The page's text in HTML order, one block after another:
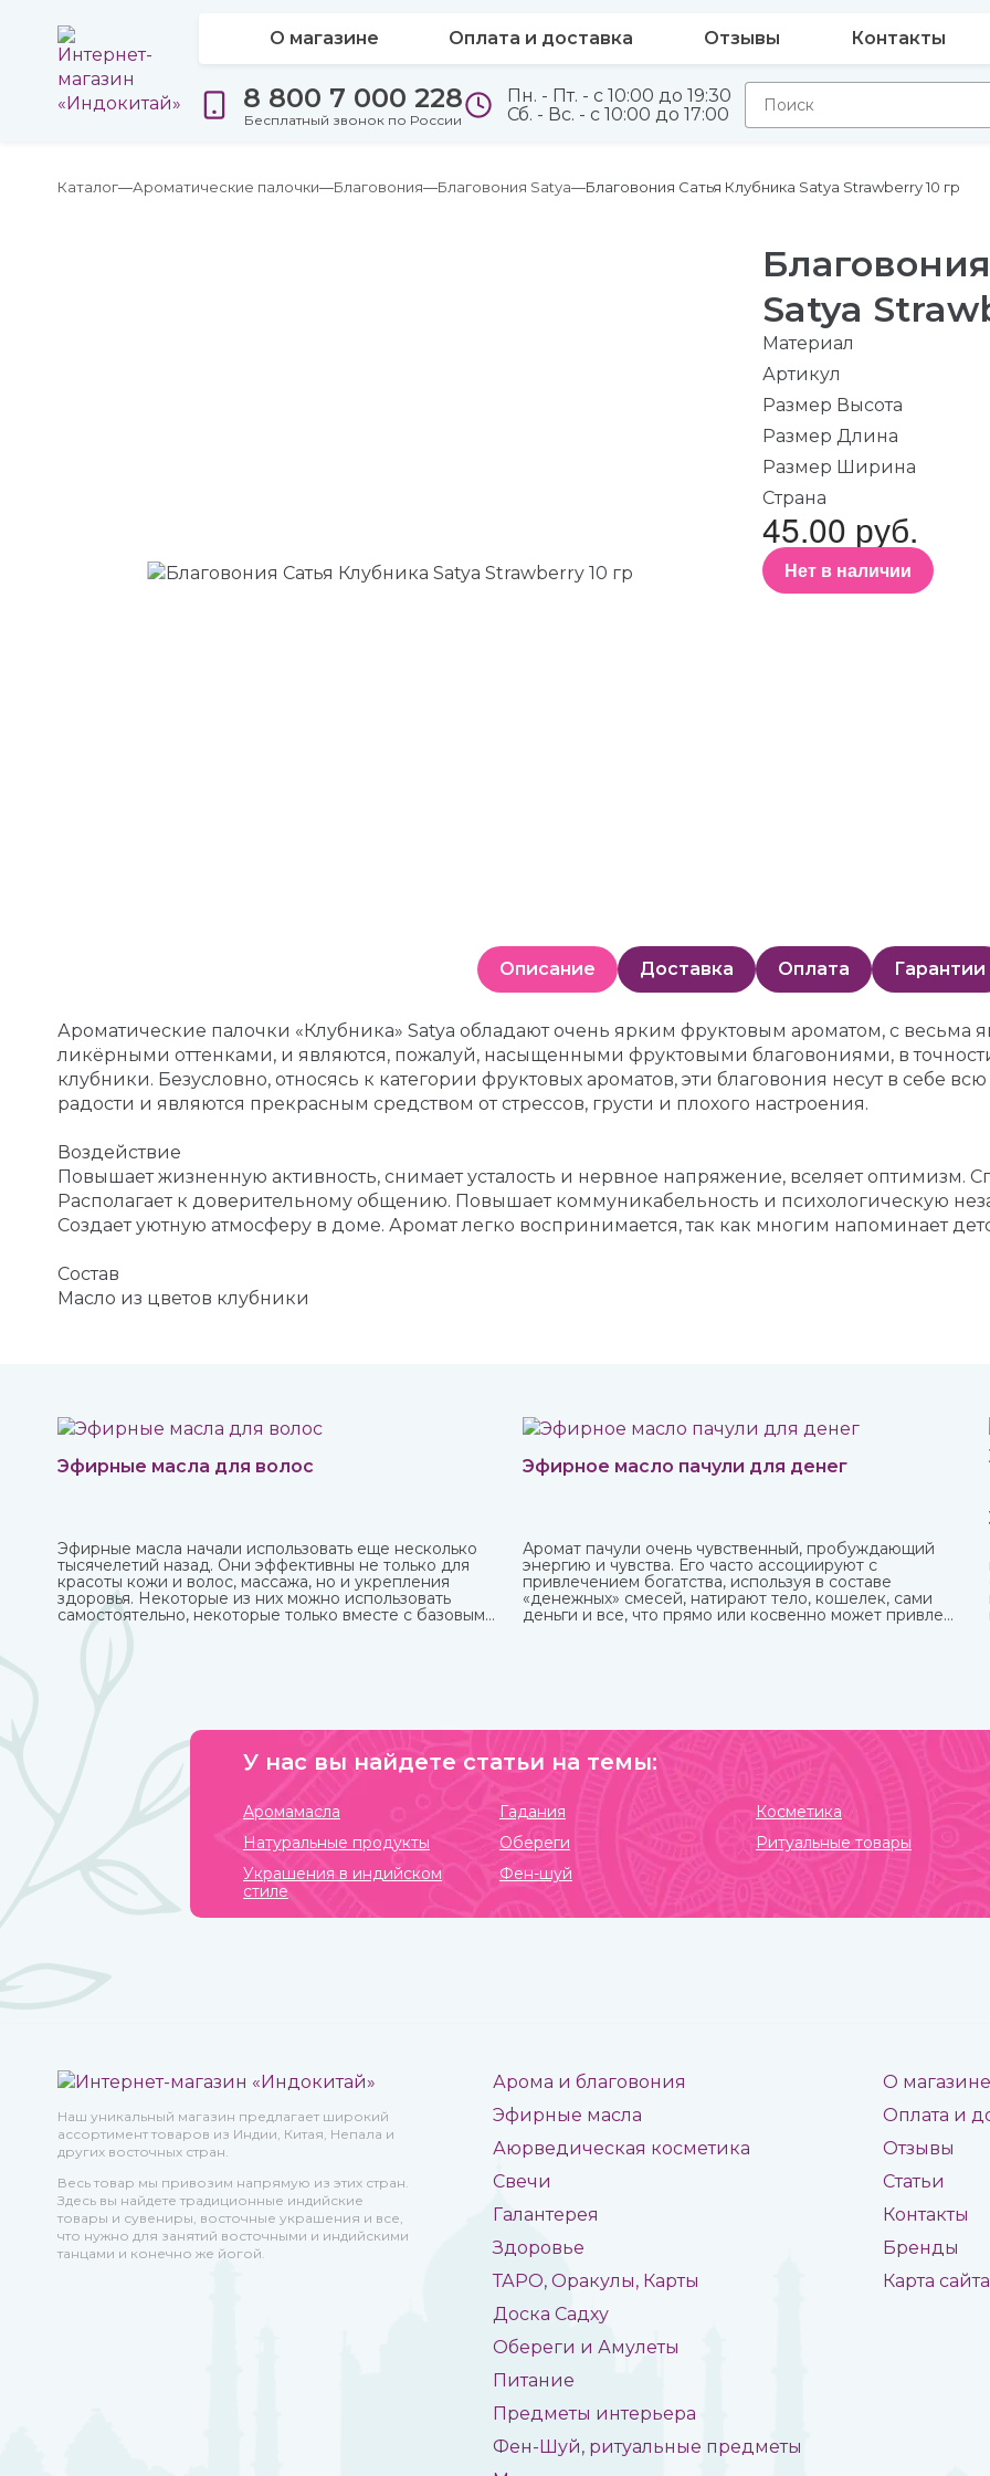
О магазине Оплата и доставка Отзывы Контакты
8 800 7 000 228
Бесплатный звонок по России
Пн. - Пт. - с 10:00 до 19:30
Сб. - Вс. - с 10:00 до 17:00
Каталог Ароматические палочки Благовония Благовония Satya Благовония Сатья Клубника Satya Strawberry 10 гр
Satya
Материал
Артикул
Размер Высота
Размер Длина
Размер Ширина
Страна
45.00 руб.
Нет в наличии
Описание Доставка Оплата Гарантии
Ароматические палочки «Клубника» Satya обладают очень ярким фруктовым ароматом, с
ликёрными оттенками, и являются, пожалуй, насыщенными фруктовыми благовониями, в
клубники. Безусловно, относясь к категории фруктовых ароматов, эти благовония несут в себе
радости и являются прекрасным средством от стрессов, грусти и плохого настроения.
Воздействие
Повышает жизненную активность, снимает усталость и нервное напряжение, вселяет оптимизм.
Располагает к доверительному общению. Повышает коммуникабельность и психологическую
Создает уютную атмосферу в доме. Аромат легко воспринимается, так как многим напоминает
Состав
Масло из цветов клубники
Эфирные масла для волос
Эфирные масла начали использовать еще несколько
тысячелетий назад. Они эффективны не только для
красоты кожи и волос, массажа, но и укрепления
здоровья. Некоторые из них можно использовать
самостоятельно, некоторые только вместе с базовым
маслом из-за весьма агрессивного действия. Купите
любые эфирные масла в интернет-магазине
ИндоКитай.
Эфирное масло пачули для денег
Аромат пачули очень чувственный, пробуждающий
энергию и чувства. Его часто ассоциируют с
привлечением богатства, используя в составе
«денежных» смесей, натирают тело, кошелек, сами
деньги и все, что прямо или косвенно может привлечь
У нас вы найдете статьи на темы:
Аромамасла Гадания
Косметика
Натуральные продукты
Обереги
Ритуальные товары
Украшения в индийском
стиле
Фен-шуй
Наш уникальный магазин предлагает широкий
ассортимент товаров из Индии, Китая, Непала и
других восточных стран.
Весь товар мы привозим напрямую из этих стран.
Здесь вы найдете традиционные индийские
товары и сувениры, восточные украшения и все,
что нужно для занятий восточными и индийскими
танцами и конечно же йогой.
Арома и благовония
Эфирные масла
Аюрведическая косметика
Свечи
Галантерея
Здоровье
ТАРО, Оракулы, Карты
Доска Садху
Обереги и Амулеты
Питание
Предметы интерьера
Фен-Шуй, ритуальные предметы
О магазине
Оплата и
Отзывы
Статьи
Контакты
Бренды
Карта сайта